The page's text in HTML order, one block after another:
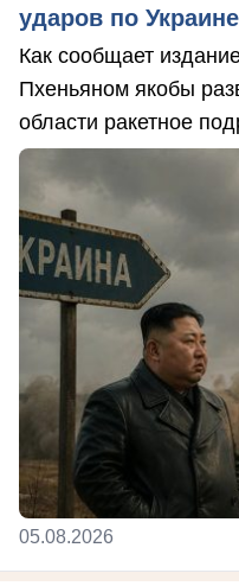
ударов по
Как сообщает
Пхеньяном якобы
области ракетное
05.08.2026